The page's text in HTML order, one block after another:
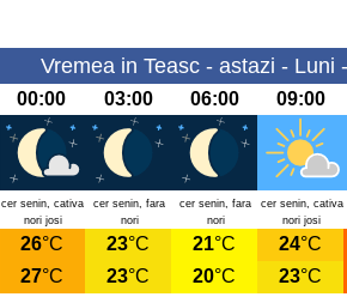
Vremea in Teasc - astazi - Luni
00:00 03:00 06:00 09:00
cer senin, cativa
nori josi
cer senin, fara
nori
cer senin, fara
nori
cer senin, cativa
nori josi
26°C 23°C 21°C 24°C
27°C 23°C 20°C 23°C